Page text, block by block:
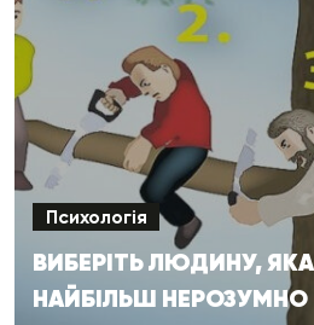
Психологія
ВИБЕРІТЬ ЛЮДИНУ,
НАЙБІЛЬШ НЕРОЗУМНО